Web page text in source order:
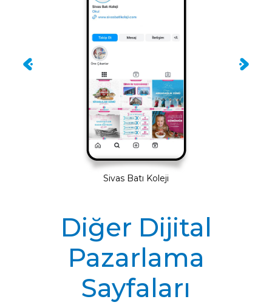
Sivas Batı Koleji
Diğer Dijital
Pazarlama
Sayfaları